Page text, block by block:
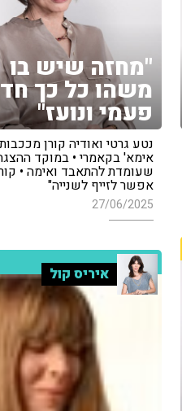
"מחזה שיש בו
משהו כל כך חד
פעמי ונועז"
נטע גרטי ואודיה קורן
אימא' בקאמרי • במוקד
שעומדת להתאבד ואימה •
אפשר לזייף לשנייה"
27/06/2025
איריס קול